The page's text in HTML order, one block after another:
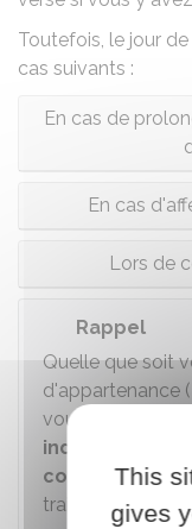
Toutefois, le jour
cas suivants :
En cas de
En cas
Lors de
Rappel
Quelle que soit
d'appartenance
vous percevez
indiciaire brut
congé de
traitement
This
gives